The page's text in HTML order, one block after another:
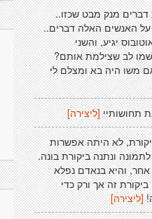
דברים מנק מבט שכזו..
על האנשים האלה דברים..
יגיע, והשני
לב שצילמת אותם?
משו היה בא ומצלם לי
תחושותיי [ליצירה]
לא היתה אפשרות
ונתנה ביקורת בונה.
והיא בנאדם נפלא
זה אך ורק כדי
[ליצירה]